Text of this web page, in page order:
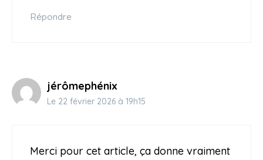
Répondre
jérômephénix
Le 22 février 2026 à 19h15
Merci pour cet article, ça donne vraiment